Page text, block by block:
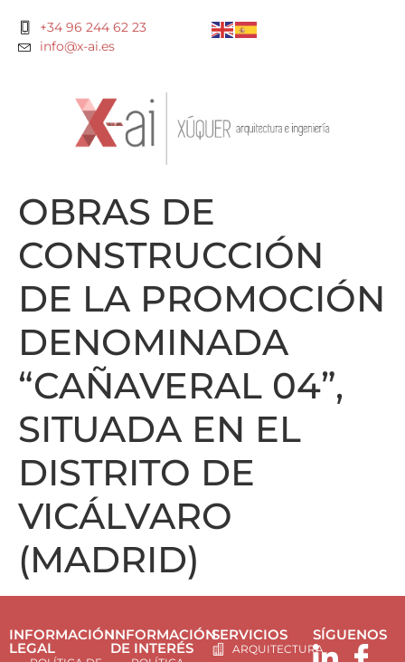
+34 96 244 62 23
info@x-ai.es
OBRAS DE
CONSTRUCCIÓN
DE LA PROMOCIÓN
DENOMINADA
“CAÑAVERAL 04”,
SITUADA EN EL
DISTRITO DE
VICÁLVARO
(MADRID)
INFORMACIÓN
LEGAL
INFORMACIÓN
DE INTERÉS
SERVICIOS
ARQUITECTURA
SÍGUENOS